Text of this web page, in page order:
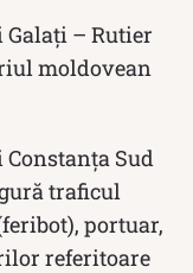
Galați – Rutier
moldovean
Sud
traficul
portuar,
referitoare